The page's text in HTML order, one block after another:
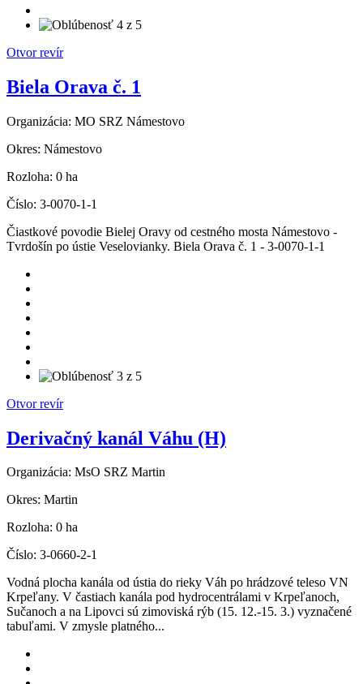
Otvor revír
Biela Orava č. 1
Organizácia: MO SRZ Námestovo
Okres: Námestovo
Rozloha: 0 ha
Číslo: 3-0070-1-1
Čiastkové povodie Bielej Oravy od cestného mosta Námestovo -
Tvrdošín po ústie Veselovianky. Biela Orava č. 1 - 3-0070-1-1
Otvor revír
Derivačný kanál Váhu (H)
Organizácia: MsO SRZ Martin
Okres: Martin
Rozloha: 0 ha
Číslo: 3-0660-2-1
Vodná plocha kanála od ústia do rieky Váh po hrádzové teleso VN
Krpeľany. V častiach kanála pod hydrocentrálami v Krpeľanoch,
Sučanoch a na Lipovci sú zimoviská rýb (15. 12.-15. 3.) vyznačené
tabuľami. V zmysle platného...